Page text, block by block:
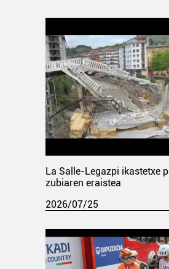
La Salle-Legazpi ikastetxe
zubiaren eraistea
2026/07/25